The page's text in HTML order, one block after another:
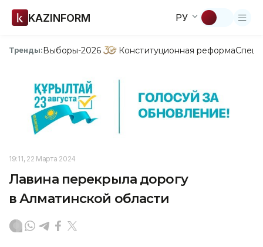
KAZINFORM РУ
Тренды:Выборы-2026 Конституционная реформа
19:11, 22 Марта 2024
Лавина перекрыла дорогу
в Алматинской области